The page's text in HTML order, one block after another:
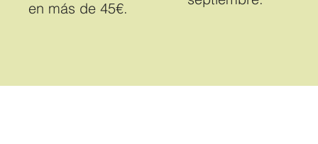
en más de 45€.